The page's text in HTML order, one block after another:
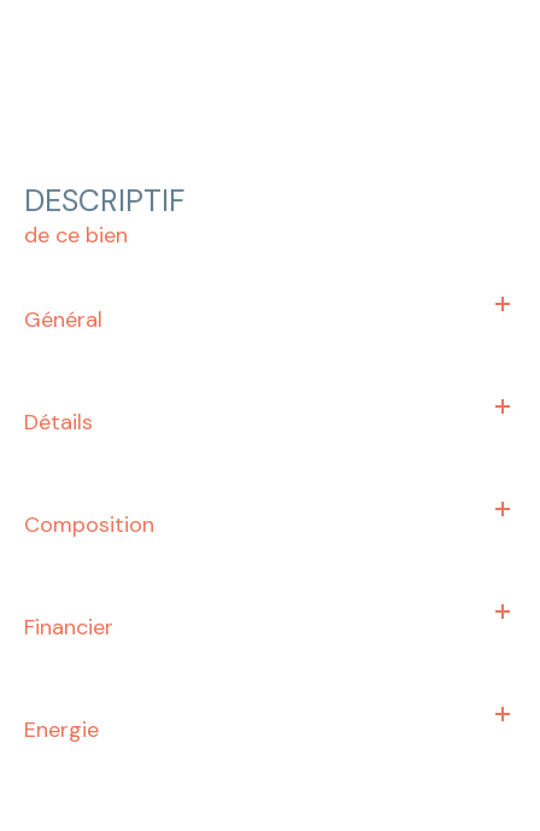
DESCRIPTIF
de ce bien
Général
Détails
Composition
Financier
Energie